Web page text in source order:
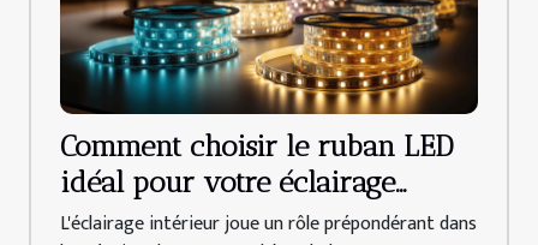
Comment choisir le ruban LED
idéal pour votre éclairage
intérieur
L'éclairage intérieur joue un rôle prépondérant dans